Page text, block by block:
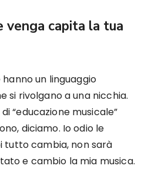
venga capita la tua
un linguaggio
si rivolgano a una nicchia.
“educazione musicale”
diciamo. Io odio le
tutto cambia, non sarà
e cambio la mia musica.